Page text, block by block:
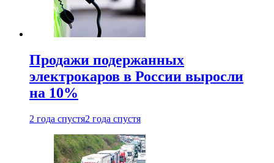
Продажи подержанных
электрокаров в России выросли
на 10%
2 года спустя2 года спустя